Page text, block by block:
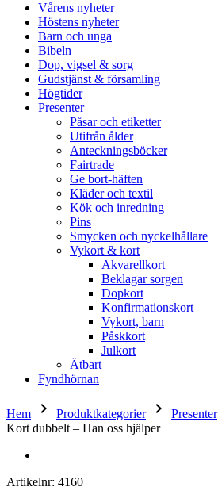
Vårens nyheter
Höstens nyheter
Barn och unga
Bibeln
Dop, vigsel & sorg
Gudstjänst & församling
Högtider
Presenter
Påsar och etiketter
Utifrån ålder
Anteckningsböcker
Fairtrade
Ge bort-häften
Kläder och textil
Kök och inredning
Pins
Smycken och nyckelhållare
Vykort & kort
Akvarellkort
Beklagar sorgen
Dopkort
Konfirmationskort
Vykort, barn
Påskkort
Julkort
Ätbart
Fyndhörnan
Hem keyboard_arrow_right Produktkategorier keyboard_arrow_right Presenter
Kort dubbelt – Han oss hjälper
Artikelnr: 4160